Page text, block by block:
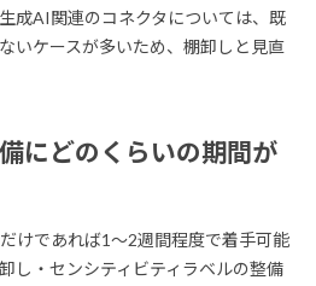
成AI関連のコネクタについては、既
いケースが多いため、棚卸しと見直
にどのくらいの期間が
けであれば1〜2週間程度で着手可能
し・センシティビティラベルの整備